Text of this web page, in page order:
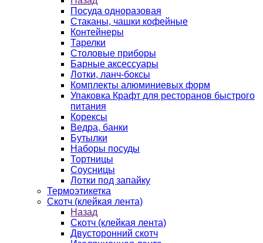
Посуда одноразовая
Стаканы, чашки кофейные
Контейнеры
Тарелки
Столовые приборы
Барные аксессуары
Лотки, ланч-боксы
Комплекты алюминиевых форм
Упаковка Крафт для ресторанов быстрого
питания
Корексы
Ведра, банки
Бутылки
Наборы посуды
Тортницы
Соусницы
Лотки под запайку
Термоэтикетка
Скотч (клейкая лента)
Назад
Скотч (клейкая лента)
Двусторонний скотч